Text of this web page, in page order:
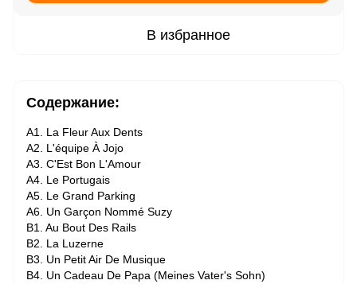
В избранное
Содержание:
A1. La Fleur Aux Dents
A2. L'équipe À Jojo
A3. C'Est Bon L'Amour
A4. Le Portugais
A5. Le Grand Parking
A6. Un Garçon Nommé Suzy
B1. Au Bout Des Rails
B2. La Luzerne
B3. Un Petit Air De Musique
B4. Un Cadeau De Papa (Meines Vater's Sohn)